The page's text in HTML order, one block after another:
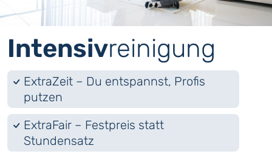
Intensiv­reinigung
ExtraZeit – Du entspannst, Profis
putzen
ExtraFair – Festpreis statt
Stundensatz